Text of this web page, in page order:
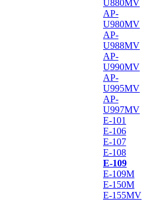
U880MV
AP-
U980MV
AP-
U988MV
AP-
U990MV
AP-
U995MV
AP-
U997MV
E-101
E-106
E-107
E-108
E-109
E-109M
E-150M
E-155MV